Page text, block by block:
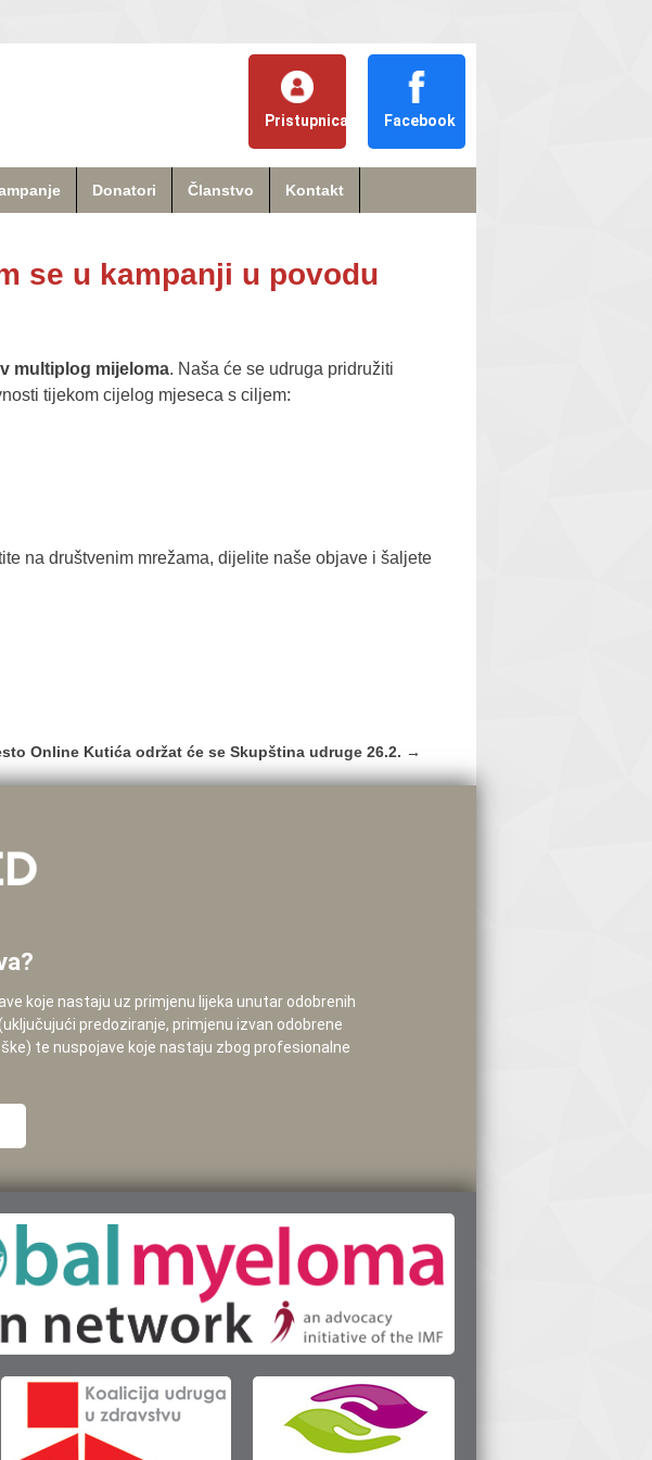
Pristupnica Facebook
Donatori Članstvo Kontakt
se u kampanji u povodu
multiplog mijeloma. Naša će se udruga pridružiti
tijekom cijelog mjeseca s ciljem:
na društvenim mrežama, dijelite naše objave i šaljete
Online Kutića održat će se Skupština udruge 26.2. →
koje nastaju uz primjenu lijeka unutar odobrenih
predoziranje, primjenu izvan odobrene
te nuspojave koje nastaju zbog profesionalne